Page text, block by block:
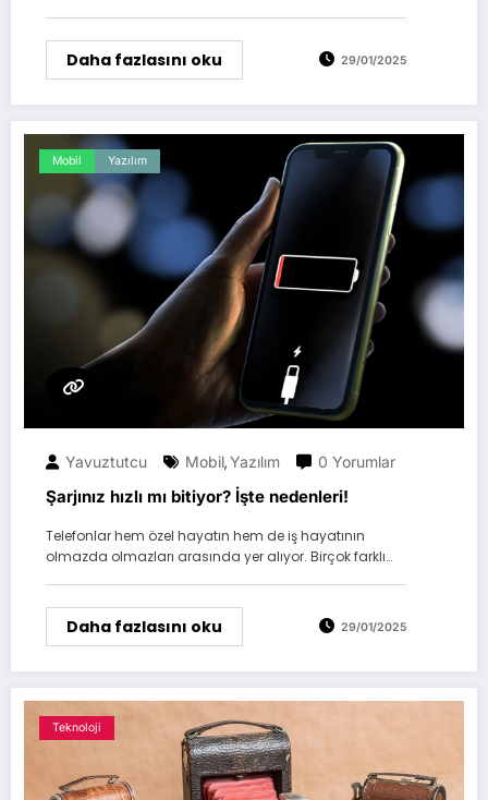
Daha fazlasını oku 29/01/2025
Mobil Yazılım
Yavuztutcu Mobil,Yazılım 0 Yorumlar
Şarjınız hızlı mı bitiyor? İşte nedenleri!
Telefonlar hem özel hayatın hem de iş hayatının
olmazda olmazları arasında yer alıyor. Birçok farklı…
Daha fazlasını oku 29/01/2025
Teknoloji